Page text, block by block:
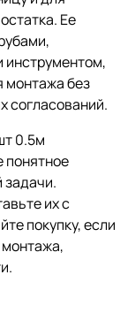
Ее
инструментом,
монтажа без
согласований.
0.5м
понятное
задачи.
их с
покупку, если